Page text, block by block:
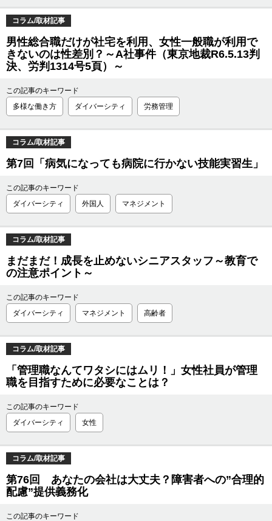
コラム/取材記事
男性総合職だけが社宅を利用、女性一般職が利用で
きないのは性差別？～A社事件（東京地裁R6.5.13判
決、労判1314号5頁）～
この記事のキーワード
多様な働き方
ダイバーシティ 労務管理
コラム/取材記事
第7回「病気になっても病院に行かない技能実習生」
この記事のキーワード
ダイバーシティ
外国人 マネジメント
コラム/取材記事
まだまだ！成長を止めないシニアスタッフ～教育で
の注意ポイント～
この記事のキーワード
ダイバーシティ
マネジメント 高齢者
コラム/取材記事
「管理職なんてワタシにはムリ！」女性社員が管理
職を目指すために必要なことは？
この記事のキーワード
ダイバーシティ
女性
コラム/取材記事
第76回 あなたの会社は大丈夫？障害者への”合理的
配慮”提供義務化
この記事のキーワード